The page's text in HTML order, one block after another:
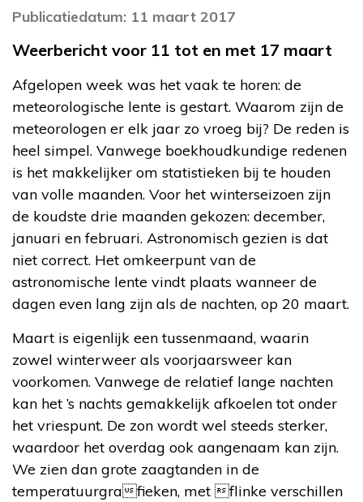
Publicatiedatum: 11 maart 2017
Weerbericht voor 11 tot en met 17 maart
Afgelopen week was het vaak te horen: de
meteorologische lente is gestart. Waarom zijn de
meteorologen er elk jaar zo vroeg bij? De reden is
heel simpel. Vanwege boekhoudkundige redenen
is het makkelijker om statistieken bij te houden
van volle maanden. Voor het winterseizoen zijn
de koudste drie maanden gekozen: december,
januari en februari. Astronomisch gezien is dat
niet correct. Het omkeerpunt van de
astronomische lente vindt plaats wanneer de
dagen even lang zijn als de nachten, op 20 maart.
Maart is eigenlijk een tussenmaand, waarin
zowel winterweer als voorjaarsweer kan
voorkomen. Vanwege de relatief lange nachten
kan het ’s nachts gemakkelijk afkoelen tot onder
het vriespunt. De zon wordt wel steeds sterker,
waardoor het overdag ook aangenaam kan zijn.
We zien dan grote zaagtanden in de
temperatuurgrafieken, met flinke verschillen